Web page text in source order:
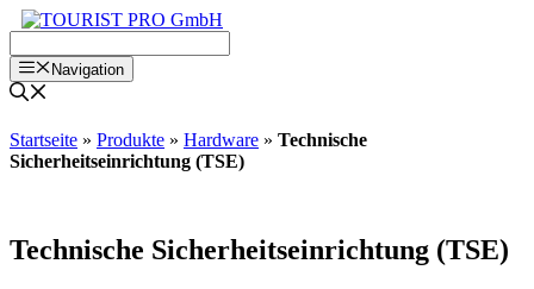
Zum
springenNavigation
Startseite » Produkte » Hardware » Technische
Sicherheitseinrichtung (TSE)
Technische Sicherheitseinrichtung (TSE)